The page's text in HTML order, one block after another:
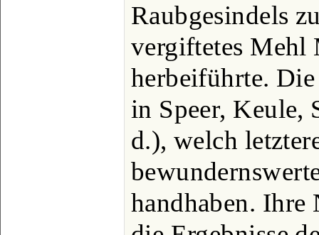
Raubgesindels
vergiftetes Mehl
herbeiführte.
in Speer, Keule,
d.), welch
handhaben. Ihre